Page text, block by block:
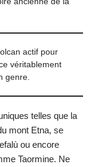
actif pour
véritablement
genre.
telles que la
mont Etna, se
ou encore
Taormine. Ne